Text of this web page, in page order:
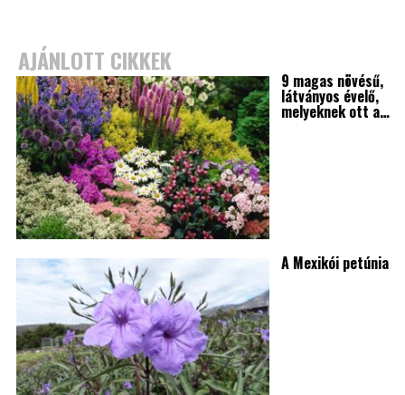
AJÁNLOTT CIKKEK
9 magas növésű,
látványos évelő,
melyeknek ott a…
A Mexikói petúnia